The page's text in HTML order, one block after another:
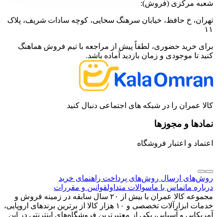
شعبه مرکزی (فروش):
تهران، خ حافظ، خیابان سرهنگ سخایی، کوچه سادات شریف، پلاک
۱۱
برای خرید حضوری، لطفاً پیش از مراجعه با تیم فروش هماهنگ
کنید تا موجودی و زمان بازدید آماده باشد.
کالا عمران را در شبکه های اجتماعی دنبال کنید
نمادها و مجوزها
اعتماد و اعتبار فروشگاه
روش‌های ارسال روش‌های پرداخت راهنمای خرید
درباره ماتماس با ماسوالات متداولقوانین و مقررات
مجموعه کالا عمران با بیش از ۲۰ سال سابقه در زمینه فروش و
خدمات ابزارآلات تخصصی و ۱۰ هزار کالا از برترین برندهای اروپایی،
آمریکایی و آسیایی، یکی از معتبرترین فروشگاه‌های اینترنتی در این